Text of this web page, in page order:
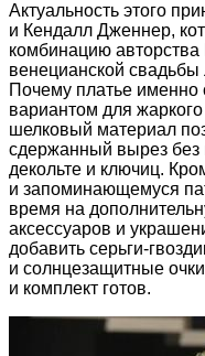
Актуальность этого
и Кендалл Дженнер,
комбинацию
венецианской
Почему платье именно
вариантом для
шелковый материал
сдержанный вырез без
декольте и ключиц.
и запоминающемуся
время на
аксессуаров и
добавить серьги-
и солнцезащитные
и комплект готов.